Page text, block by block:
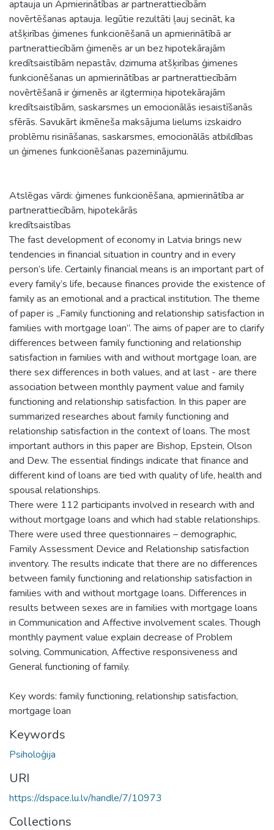
aptauja un Apmierinātības ar partnerattiecībām
novērtēšanas aptauja. Iegūtie rezultāti ļauj secināt, ka
atšķirības ģimenes funkcionēšanā un apmierinātībā ar
partnerattiecībām ģimenēs ar un bez hipotekārajām
kredītsaistībām nepastāv, dzimuma atšķirības ģimenes
funkcionēšanas un apmierinātības ar partnerattiecībām
novērtēšanā ir ģimenēs ar ilgtermiņa hipotekārajām
kredītsaistībām, saskarsmes un emocionālās iesaistīšanās
sfērās. Savukārt ikmēneša maksājuma lielums izskaidro
problēmu risināšanas, saskarsmes, emocionālās atbildības
un ģimenes funkcionēšanas pazeminājumu.
Atslēgas vārdi: ģimenes funkcionēšana, apmierinātība ar
partnerattiecībām, hipotekārās
kredītsaistības
The fast development of economy in Latvia brings new
tendencies in financial situation in country and in every
person’s life. Certainly financial means is an important part of
every family’s life, because finances provide the existence of
family as an emotional and a practical institution. The theme
of paper is „Family functioning and relationship satisfaction in
families with mortgage loan”. The aims of paper are to clarify
differences between family functioning and relationship
satisfaction in families with and without mortgage loan, are
there sex differences in both values, and at last - are there
association between monthly payment value and family
functioning and relationship satisfaction. In this paper are
summarized researches about family functioning and
relationship satisfaction in the context of loans. The most
important authors in this paper are Bishop, Epstein, Olson
and Dew. The essential findings indicate that finance and
different kind of loans are tied with quality of life, health and
spousal relationships.
There were 112 participants involved in research with and
without mortgage loans and which had stable relationships.
There were used three questionnaires – demographic,
Family Assessment Device and Relationship satisfaction
inventory. The results indicate that there are no differences
between family functioning and relationship satisfaction in
families with and without mortgage loans. Differences in
results between sexes are in families with mortgage loans
in Communication and Affective involvement scales. Though
monthly payment value explain decrease of Problem
solving, Communication, Affective responsiveness and
General functioning of family.
Key words: family functioning, relationship satisfaction,
mortgage loan
Keywords
Psiholoģija
URI
https://dspace.lu.lv/handle/7/10973
Collections